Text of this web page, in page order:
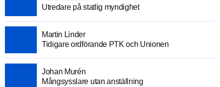
Utredare på statlig myndighet
Martin Linder
Tidigare ordförande PTK och Unionen
Johan Murén
Mångsysslare utan anställning